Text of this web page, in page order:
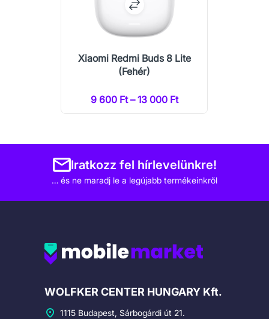
Xiaomi Redmi Buds 8 Lite
(Fehér)
9 600 Ft – 13 000 Ft
Iratkozz fel hírlevelünkre!
… és ne maradj le a legújabb termékeinkről
Cégadatok
WOLFKER CENTER HUNGARY Kft.
1115 Budapest, Sárbogárdi út 21.